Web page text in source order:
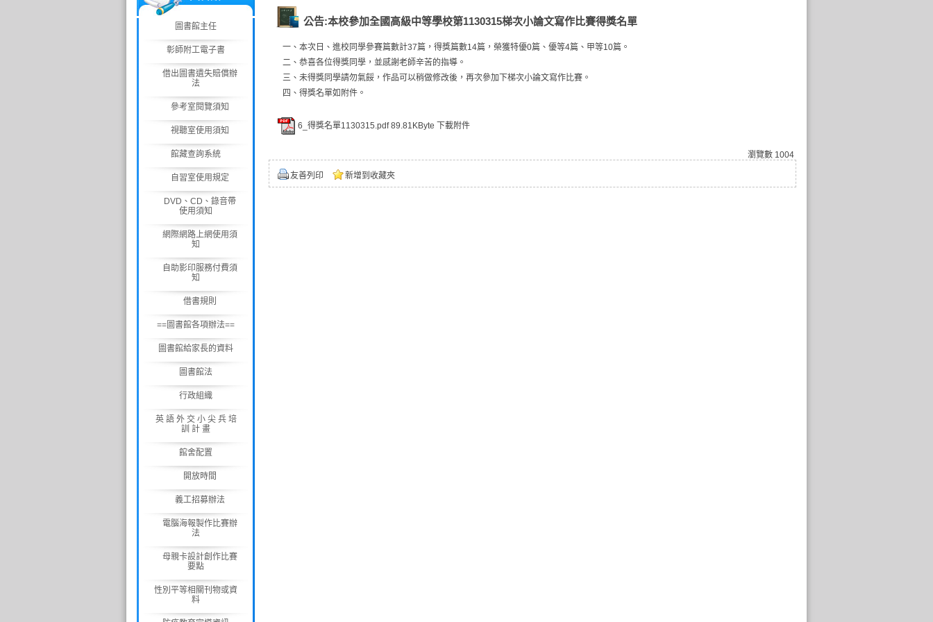
圖書館主任
彰師附工電子書
借出圖書遺失賠償辦
法
參考室閱覽須知
視聽室使用須知
館藏查詢系統
自習室使用規定
DVD、CD、錄音帶
使用須知
網際網路上網使用須
知
自助影印服務付費須
知
借書規則
==圖書館各項辦法==
圖書館給家長的資料
圖書館法
行政組織
英 語 外 交 小 尖 兵 培
訓 計 畫
館舍配置
開放時間
義工招募辦法
電腦海報製作比賽辦
法
母親卡設計創作比賽
要點
性別平等相關刊物或資
料
公告:本校參加全國高級中等學校第1130315梯次小論文寫作比賽得獎名單
一、本次日、進校同學參賽篇數計37篇，得獎篇數14篇，榮獲特優0篇、優等4篇、甲等10篇。
二、恭喜各位得獎同學，並感謝老師辛苦的指導。
三、未得獎同學請勿氣餒，作品可以稍做修改後，再次參加下梯次小論文寫作比賽。
四、得獎名單如附件。
6_得獎名單1130315.pdf 89.81KByte 下載附件
瀏覽數 1004
友善列印 新增到收藏夾